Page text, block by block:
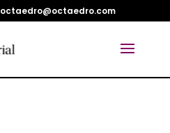
octaedro@octaedro.com